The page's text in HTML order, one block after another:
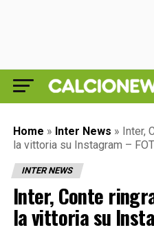
Home » Inter News » Inter,
la vittoria su Instagram –
INTER NEWS
Inter, Conte
la vittoria su